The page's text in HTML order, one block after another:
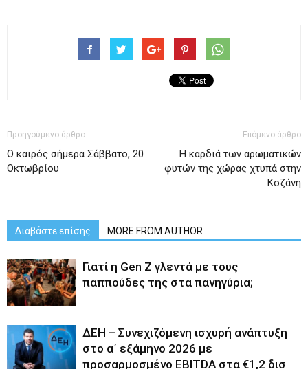
Προηγούμενο άρθρο
Ο καιρός σήμερα Σάββατο, 20
Οκτωβρίου
Επόμενο άρθρο
Η καρδιά των αρωματικών
φυτών της χώρας χτυπά στην
Κοζάνη
Διαβάστε επίσης MORE FROM AUTHOR
Γιατί η Gen Z γλεντά με τους
παππούδες της στα πανηγύρια;
ΔΕΗ – Συνεχιζόμενη ισχυρή ανάπτυξη
στο α΄ εξάμηνο 2026 με
προσαρμοσμένο EBITDA στα €1,2 δισ